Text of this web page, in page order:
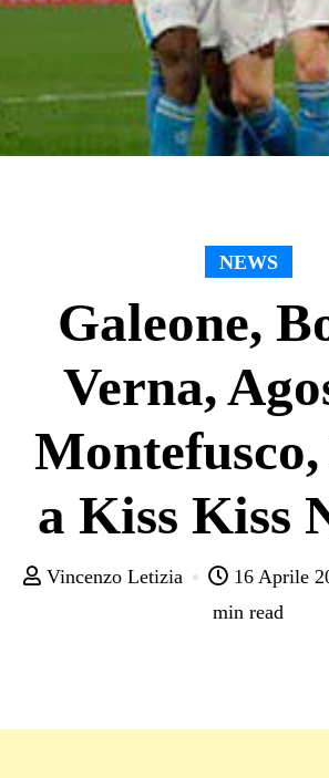
NEWS
Galeone,
Verna,
a Kiss Kiss
Vincenzo Letizia 16 Aprile
min read